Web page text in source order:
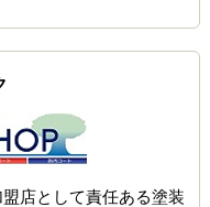
店として責任ある塗装